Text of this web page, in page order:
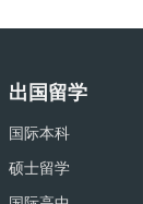
出国留学
国际本科
硕士留学